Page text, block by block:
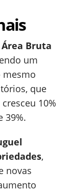
Área Bruta
um
mesmo
que
10%
39%.
,
novas